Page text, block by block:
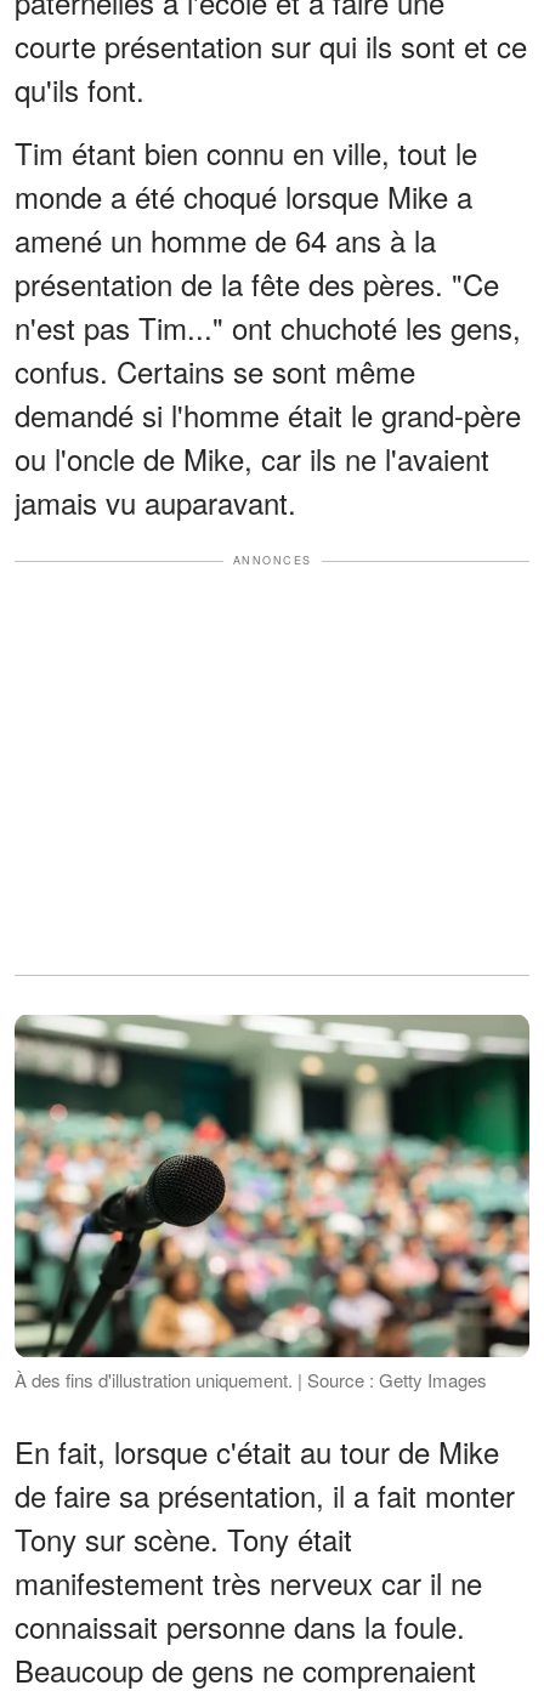
courte présentation sur qui ils sont et ce
qu'ils font.
Tim étant bien connu en ville, tout le
monde a été choqué lorsque Mike a
amené un homme de 64 ans à la
présentation de la fête des pères. "Ce
n'est pas Tim..." ont chuchoté les gens,
confus. Certains se sont même
demandé si l'homme était le grand-père
ou l'oncle de Mike, car ils ne l'avaient
jamais vu auparavant.
ANNONCES
À des fins d'illustration uniquement. | Source : Getty Images
En fait, lorsque c'était au tour de Mike
de faire sa présentation, il a fait monter
Tony sur scène. Tony était
manifestement très nerveux car il ne
connaissait personne dans la foule.
Beaucoup de gens ne comprenaient